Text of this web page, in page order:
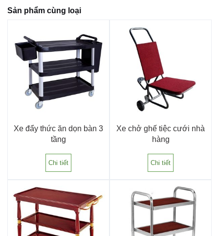
Sản phẩm cùng loại
Xe đẩy thức ăn dọn bàn 3
tầng
Chi tiết
Xe chở ghế tiệc cưới nhà
hàng
Chi tiết